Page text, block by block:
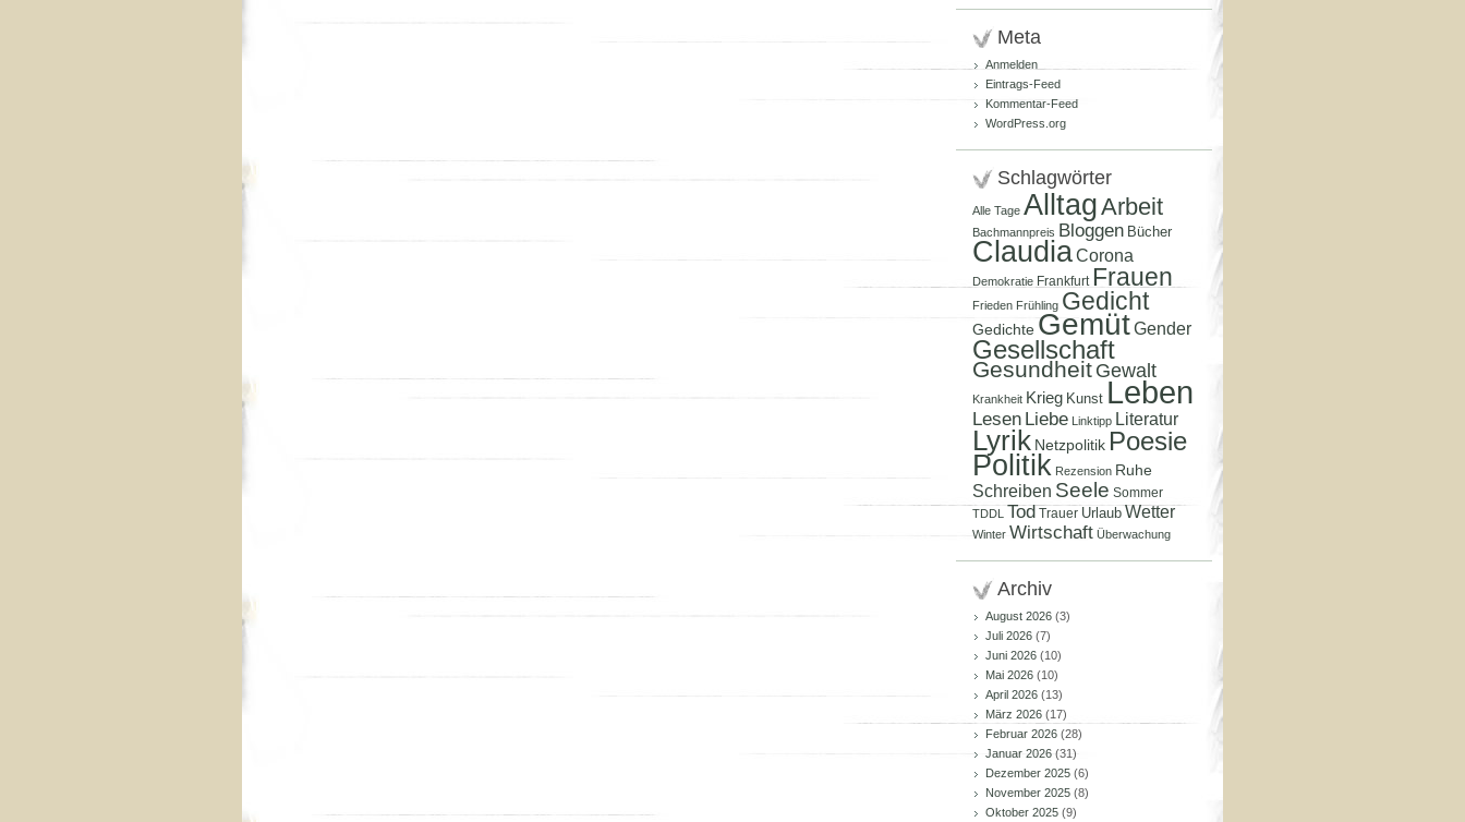
Meta
Anmelden
Eintrags-Feed
Kommentar-Feed
WordPress.org
Schlagwörter
Alle Tage AlltagArbeit
Bachmannpreis Bloggen Bücher
ClaudiaCorona
Demokratie Frankfurt Frauen
Frieden Frühling Gedicht
Gedichte GemütGender
Gesellschaft
Gesundheit Gewalt
Krankheit Krieg Kunst Leben
Lesen Liebe Linktipp Literatur
Lyrik Netzpolitik Poesie
Politik Rezension Ruhe
Schreiben Seele Sommer
TDDL Tod Trauer Urlaub Wetter
Winter Wirtschaft Überwachung
Archiv
August 2026 (3)
Juli 2026 (7)
Juni 2026 (10)
Mai 2026 (10)
April 2026 (13)
März 2026 (17)
Februar 2026 (28)
Januar 2026 (31)
Dezember 2025 (6)
November 2025 (8)
Oktober 2025 (9)